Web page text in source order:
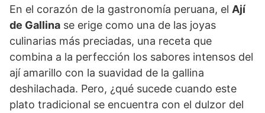
En el corazón de la gastronomía peruana, el Ají
de Gallina se erige como una de las joyas
culinarias más preciadas, una receta que
combina a la perfección los sabores intensos del
ají amarillo con la suavidad de la gallina
deshilachada. Pero, ¿qué sucede cuando este
plato tradicional se encuentra con el dulzor del